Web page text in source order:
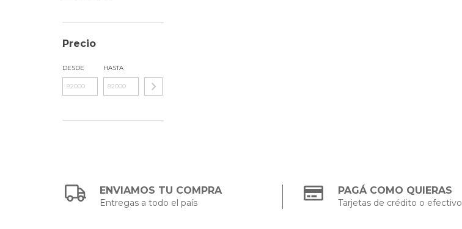
Precio
DESDE HASTA
ENVIAMOS TU COMPRA
Entregas a todo el país
PAGÁ COMO QUIERAS
Tarjetas de crédito o efectivo